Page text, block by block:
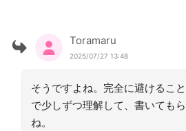
Toramaru
2025/07/27 13:48
そうですよね。完全に避けるこ
で少しずつ理解して、書いても
ね。